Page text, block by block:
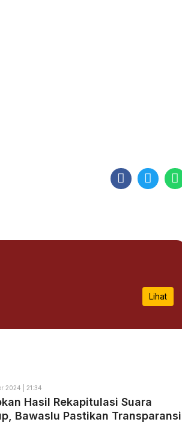
Lihat
2024 | 21:34
Hasil Rekapitulasi Suara
Bawaslu Pastikan Transparansi